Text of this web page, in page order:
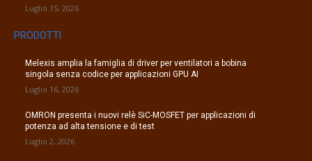
Luglio 15, 2026
PRODOTTI
Melexis amplia la famiglia di driver per ventilatori a bobina
singola senza codice per applicazioni GPU AI
Luglio 16, 2026
OMRON presenta i nuovi relè SiC-MOSFET per applicazioni di
potenza ad alta tensione e di test
Luglio 2, 2026